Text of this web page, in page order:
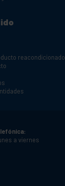
reacondicionado
a viernes